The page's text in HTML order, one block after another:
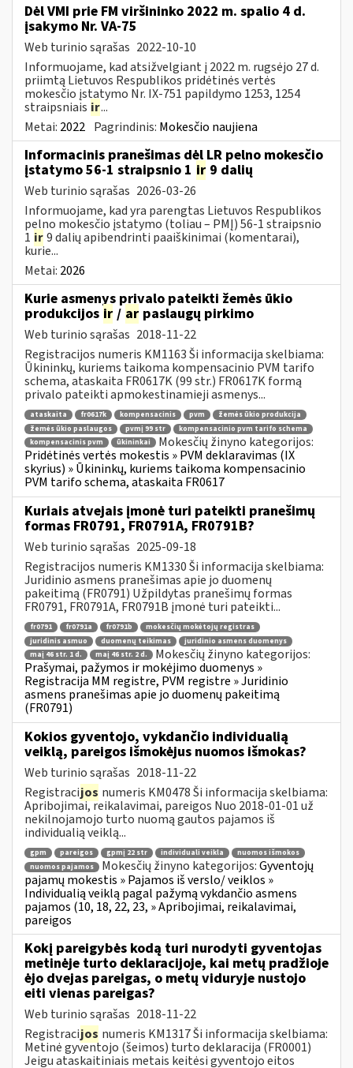
Dėl VMI prie FM viršininko 2022 m. spalio 4 d.
įsakymo Nr. VA-75
Web turinio sąrašas 2022-10-10
Informuojame, kad atsižvelgiant į 2022 m. rugsėjo 27 d.
priimtą Lietuvos Respublikos pridėtinės vertės
mokesčio įstatymo Nr. IX-751 papildymo 1253, 1254
straipsniais ir...
Metai: 2022 Pagrindinis: Mokesčio naujiena
Informacinis pranešimas dėl LR pelno mokesčio
įstatymo 56-1 straipsnio 1 ir 9 dalių
Web turinio sąrašas 2026-03-26
Informuojame, kad yra parengtas Lietuvos Respublikos
pelno mokesčio įstatymo (toliau – PMĮ) 56-1 straipsnio
1 ir9 dalių apibendrinti paaiškinimai (komentarai),
kurie...
Metai: 2026
Kurie asmenys privalo pateikti žemės ūkio
produkcijos ir / ar paslaugų pirkimo
Web turinio sąrašas 2018-11-22
Registracijos numeris KM1163 Ši informacija skelbiama:
Ūkininkų, kuriems taikoma kompensacinio PVM tarifo
schema, ataskaita FR0617K (99 str.) FR0617K formą
privalo pateikti apmokestinamieji asmenys...
ataskaita fr0617k kompensacinis pvm
žemės ūkio produkcija
žemės ūkio paslaugos
pvmį 99 str
kompensacinio pvm tarifo schema
kompensacinis pvm
ūkininkai
Mokesčių žinyno kategorijos:
Pridėtinės vertės mokestis » PVM deklaravimas (IX
skyrius) » Ūkininkų, kuriems taikoma kompensacinio
PVM tarifo schema, ataskaita FR0617
Kuriais atvejais įmonė turi pateikti pranešimų
formas FR0791, FR0791A, FR0791B?
Web turinio sąrašas 2025-09-18
Registracijos numeris KM1330 Ši informacija skelbiama:
Juridinio asmens pranešimas apie jo duomenų
pakeitimą (FR0791) Užpildytas pranešimų formas
FR0791, FR0791A, FR0791B įmonė turi pateikti...
fr0791 fr0791a fr0791b
mokesčių mokėtojų registras
juridinis asmuo
duomenų teikimas
juridinio asmens duomenys
maį 46 str. 1 d.
maį 46 str. 2 d.
Mokesčių žinyno kategorijos:
Prašymai, pažymos ir mokėjimo duomenys »
Registracija MM registre, PVM registre » Juridinio
asmens pranešimas apie jo duomenų pakeitimą
(FR0791)
Kokios gyventojo, vykdančio individualią
veiklą, pareigos išmokėjus nuomos išmokas?
Web turinio sąrašas 2018-11-22
Registracijos numeris KM0478 Ši informacija skelbiama:
Apribojimai, reikalavimai, pareigos Nuo 2018-01-01 už
nekilnojamojo turto nuomą gautos pajamos iš
individualią veiklą...
gpm pareigos gpmį 22 str individuali veikla
nuomos išmokos
nuomos pajamos
Mokesčių žinyno kategorijos:Gyventojų
pajamų mokestis » Pajamos iš verslo/ veiklos »
Individualią veiklą pagal pažymą vykdančio asmens
pajamos (10, 18, 22, 23, » Apribojimai, reikalavimai,
pareigos
Kokį pareigybės kodą turi nurodyti gyventojas
metinėje turto deklaracijoje, kai metų pradžioje
ėjo dvejas pareigas, o metų viduryje nustojo
eiti vienas pareigas?
Web turinio sąrašas 2018-11-22
Registracijos numeris KM1317 Ši informacija skelbiama:
Metinė gyventojo (šeimos) turto deklaracija (FR0001)
Jeigu ataskaitiniais metais keitėsi gyventojo eitos